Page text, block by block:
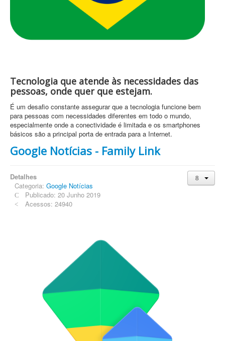
Tecnologia que atende às necessidades das
pessoas, onde quer que estejam.
É um desafio constante assegurar que a tecnologia funcione bem
para pessoas com necessidades diferentes em todo o mundo,
especialmente onde a conectividade é limitada e os smartphones
básicos são a principal porta de entrada para a Internet.
Google Notícias - Family Link
Detalhes
Categoria: Google Notícias
Publicado: 20 Junho 2019
Acessos: 24940